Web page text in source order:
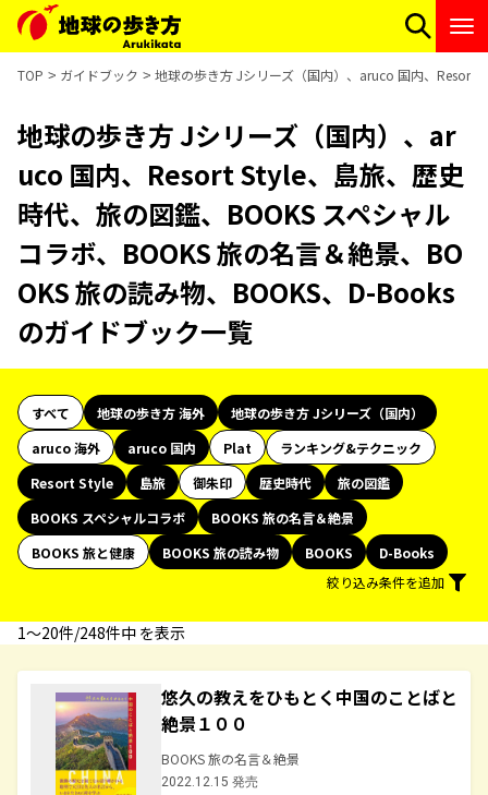
TOP ガイドブック 地球の歩き方 Jシリーズ（国内）、aruco 国内、Resort
地球の歩き方 Jシリーズ（国内）、ar
uco 国内、Resort Style、島旅、歴史
時代、旅の図鑑、BOOKS スペシャル
コラボ、BOOKS 旅の名言＆絶景、BO
OKS 旅の読み物、BOOKS、D-Books
のガイドブック一覧
すべて 地球の歩き方 海外
地球の歩き方 Jシリーズ（国内）
aruco 海外
aruco 国内 Plat
ランキング&テクニック
Resort Style
島旅 御朱印 歴史時代
旅の図鑑
BOOKS スペシャルコラボ
BOOKS 旅の名言＆絶景
BOOKS 旅と健康
BOOKS 旅の読み物 BOOKS
D-Books
絞り込み条件を追加
1〜20件/248件中 を表示
悠久の教えをひもとく中国のことばと
絶景１００
BOOKS 旅の名言＆絶景
2022.12.15 発売